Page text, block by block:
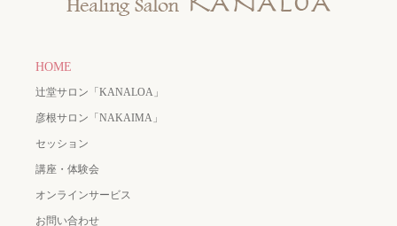
HOME
辻堂サロン「KANALOA」
彦根サロン「NAKAIMA」
セッション
講座・体験会
オンラインサービス
お問い合わせ